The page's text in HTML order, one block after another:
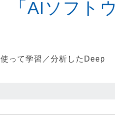
AIソフトウ
って学習／分析したDeep